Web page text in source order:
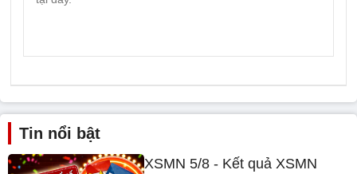
Tin nổi bật
XSMN 5/8 - Kết quả XSMN